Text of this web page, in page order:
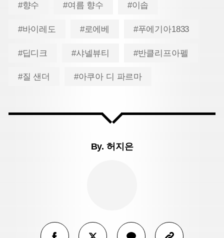
#향수 #여름 향수 #이솝
#바이레도 #로에베 #푸에기아1833
#딥디크 #샤넬뷰티 #반클리프아펠
#질 샌더 #아쿠아 디 파르마
By. 허지은